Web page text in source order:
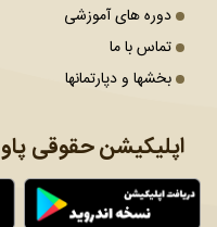
دوره های آموزشی
تماس با ما
بخشها و دپارتمانها
اپلیکیشن حقوقی پاو